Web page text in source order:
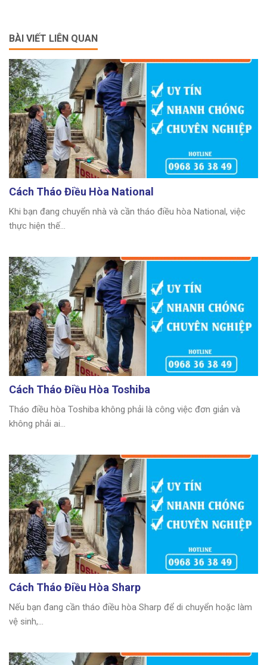
BÀI VIẾT LIÊN QUAN
Cách Tháo Điều Hòa National
Khi bạn đang chuyển nhà và cần tháo điều hòa National, việc
thực hiện thế...
Cách Tháo Điều Hòa Toshiba
Tháo điều hòa Toshiba không phải là công việc đơn giản và
không phải ai...
Cách Tháo Điều Hòa Sharp
Nếu bạn đang cần tháo điều hòa Sharp để di chuyển hoặc làm
vệ sinh,...